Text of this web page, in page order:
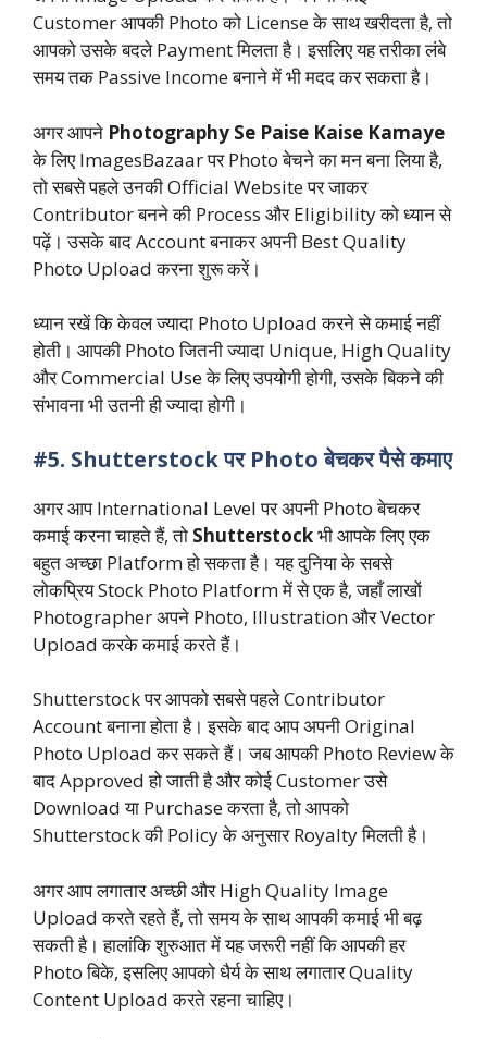
Customer आपकी Photo को License के साथ खरीदता है, तो
आपको उसके बदले Payment मिलता है। इसलिए यह तरीका लंबे
समय तक Passive Income बनाने में भी मदद कर सकता है।
अगर आपने Photography Se Paise Kaise Kamaye
के लिए ImagesBazaar पर Photo बेचने का मन बना लिया है,
तो सबसे पहले उनकी Official Website पर जाकर
Contributor बनने की Process और Eligibility को ध्यान से
पढ़ें। उसके बाद Account बनाकर अपनी Best Quality
Photo Upload करना शुरू करें।
ध्यान रखें कि केवल ज्यादा Photo Upload करने से कमाई नहीं
होती। आपकी Photo जितनी ज्यादा Unique, High Quality
और Commercial Use के लिए उपयोगी होगी, उसके बिकने की
संभावना भी उतनी ही ज्यादा होगी।
#5. Shutterstock पर Photo बेचकर पैसे कमाए
अगर आप International Level पर अपनी Photo बेचकर
कमाई करना चाहते हैं, तो Shutterstockभी आपके लिए एक
बहुत अच्छा Platform हो सकता है। यह दुनिया के सबसे
लोकप्रिय Stock Photo Platform में से एक है, जहाँ लाखों
Photographer अपने Photo, Illustration और Vector
Upload करके कमाई करते हैं।
Shutterstock पर आपको सबसे पहले Contributor
Account बनाना होता है। इसके बाद आप अपनी Original
Photo Upload कर सकते हैं। जब आपकी Photo Review के
बाद Approved हो जाती है और कोई Customer उसे
Download या Purchase करता है, तो आपको
Shutterstock की Policy के अनुसार Royalty मिलती है।
अगर आप लगातार अच्छी और High Quality Image
Upload करते रहते हैं, तो समय के साथ आपकी कमाई भी बढ़
सकती है। हालांकि शुरुआत में यह जरूरी नहीं कि आपकी हर
Photo बिके, इसलिए आपको धैर्य के साथ लगातार Quality
Content Upload करते रहना चाहिए।